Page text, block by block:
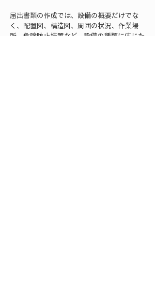
届出書類の作成では、設備の概要だけでな
く、配置図、構造図、周囲の状況、作業場
所、危険防止措置など、設備の種類に応じた